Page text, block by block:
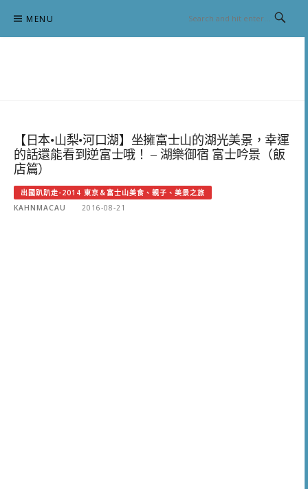
content
MENU
【日本•山梨•河口湖】坐擁富士山的湖光美景，幸運
的話還能看到逆富士哦！ – 湖樂御宿 富士吟景（飯
店篇）
出國趴趴走-2014 東京＆富士山美食、親子、美景之旅
KAHNMACAU
2016-08-21